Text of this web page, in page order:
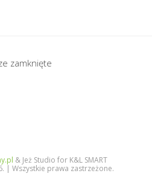
zamknięte
& Jeż Studio for K&L SMART
| Wszystkie prawa zastrzeżone.